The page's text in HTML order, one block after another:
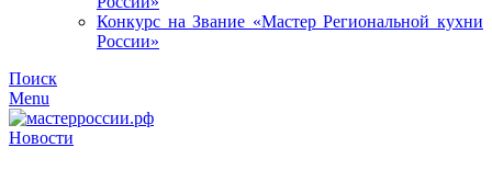
Конкурс на Звание «Мастер Региональной кухни
России»
Поиск
Menu
Новости